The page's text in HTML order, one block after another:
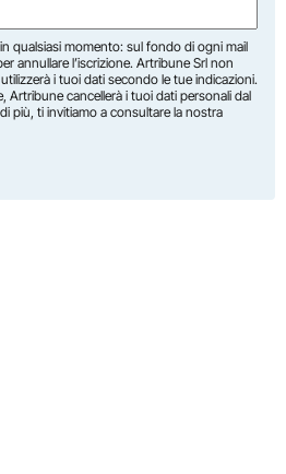
qualsiasi momento: sul fondo di ogni mail
annullare l’iscrizione. Artribune Srl non
i tuoi dati secondo le tue indicazioni.
Artribune cancellerà i tuoi dati personali dal
più, ti invitiamo a consultare la nostra